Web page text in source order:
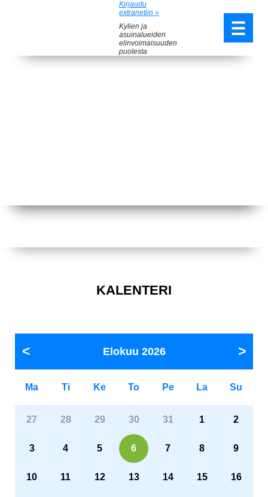
Kirjaudu
extranetiin »
Kylien ja
asuinalueiden
elinvoimaisuuden
puolesta
KALENTERI
Elokuu 2026
Ma Ti Ke To Pe La Su
27 28 29 30 31 1 2
3 4 5 6 7 8 9
10 11 12 13 14 15 16